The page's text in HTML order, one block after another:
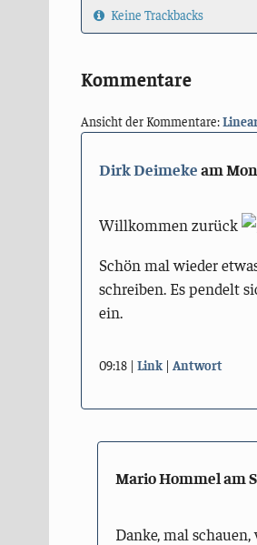
Keine Trackbacks
Kommentare
Ansicht der Kommentare:
Dirk Deimekeam
Willkommen zurück
Schön mal wieder
schreiben. Es pendelt
ein.
09:18 Link Antwort
Mario Hommel am
Danke, mal